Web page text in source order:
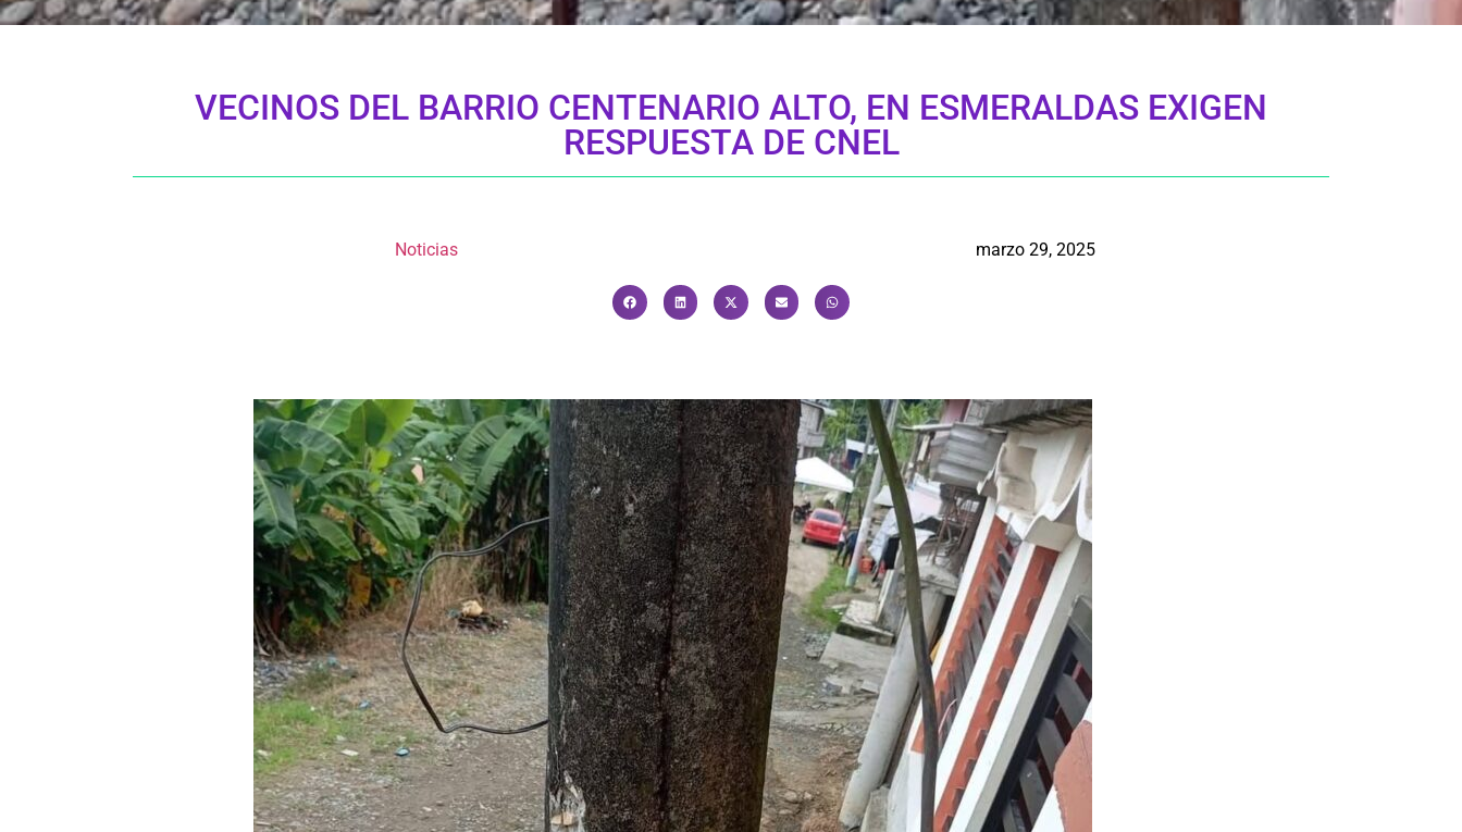
VECINOS DEL BARRIO CENTENARIO ALTO, EN ESMERALDAS EXIGEN
RESPUESTA DE CNEL
Noticias marzo 29, 2025